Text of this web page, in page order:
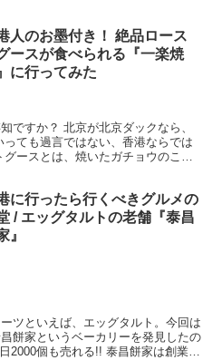
人のお墨付き！ 絶品ロース
ースが食べられる『一楽焼
に行ってみた
ですか？ 北京が北京ダックなら、
ても過言ではない、香港ならでは
ースとは、焼いたガチョウのこ
に行ったら行くべきグルメの
/ エッグタルトの老舗『泰昌
』
ツといえば、エッグタルト。今回は
餅家というベーカリーを発見したの
2000個も売れる!! 泰昌餅家は創業